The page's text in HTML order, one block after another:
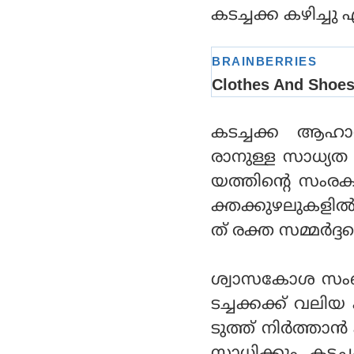
കടച്ചക്ക
കടച്ചക്ക
രാനുള്ള
യത്തിന്റെ
ക്തക്കുഴലുകളിൽ
ത് രക്ത
ശ്വാസകോശ
ടച്ചക്കക്ക്
ടുത്ത് നിർത്താൻ